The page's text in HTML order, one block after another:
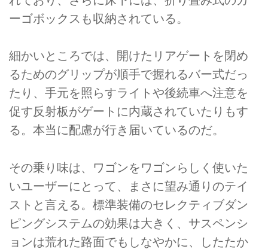
ーゴボックスも収納されている。
細かいところでは、開けたリアゲートを閉め
るためのグリップが順手で握れるバー式だっ
たり、手元を照らすライトや後続車へ注意を
促す反射板がゲートに内蔵されていたりもす
る。本当に配慮が行き届いているのだ。
その乗り味は、ワゴンをワゴンらしく使いた
いユーザーにとって、まさに望み通りのテイ
ストと言える。標準装備のセレクティブダン
ピングシステムの効果は大きく、サスペンシ
ョンは荒れた路面でもしなやかに、したたか